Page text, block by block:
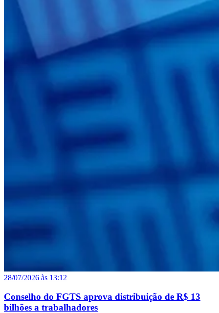
28/07/2026 às 13:12
Conselho do FGTS aprova distribuição de R$ 13
bilhões a trabalhadores